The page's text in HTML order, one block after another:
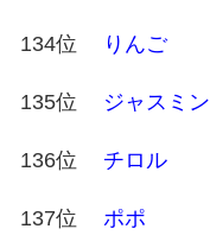
134位 りんご
135位 ジャスミン
136位 チロル
137位 ポポ